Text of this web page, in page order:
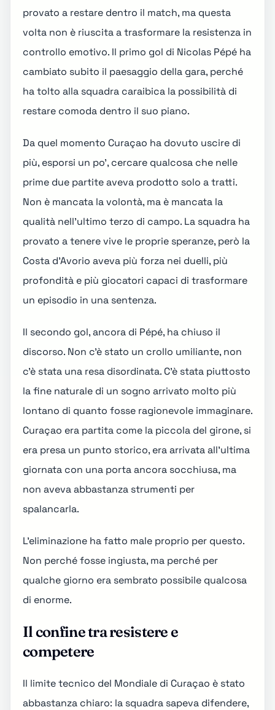
provato a restare dentro il match, ma questa
volta non è riuscita a trasformare la resistenza in
controllo emotivo. Il primo gol di Nicolas Pépé ha
cambiato subito il paesaggio della gara, perché
ha tolto alla squadra caraibica la possibilità di
restare comoda dentro il suo piano.
Da quel momento Curaçao ha dovuto uscire di
più, esporsi un po', cercare qualcosa che nelle
prime due partite aveva prodotto solo a tratti.
Non è mancata la volontà, ma è mancata la
qualità nell'ultimo terzo di campo. La squadra ha
provato a tenere vive le proprie speranze, però la
Costa d'Avorio aveva più forza nei duelli, più
profondità e più giocatori capaci di trasformare
un episodio in una sentenza.
Il secondo gol, ancora di Pépé, ha chiuso il
discorso. Non c'è stato un crollo umiliante, non
c'è stata una resa disordinata. C'è stata piuttosto
la fine naturale di un sogno arrivato molto più
lontano di quanto fosse ragionevole immaginare.
Curaçao era partita come la piccola del girone, si
era presa un punto storico, era arrivata all'ultima
giornata con una porta ancora socchiusa, ma
non aveva abbastanza strumenti per
spalancarla.
L'eliminazione ha fatto male proprio per questo.
Non perché fosse ingiusta, ma perché per
qualche giorno era sembrato possibile qualcosa
di enorme.
Il confine tra resistere e
competere
Il limite tecnico del Mondiale di Curaçao è stato
abbastanza chiaro: la squadra sapeva difendere,